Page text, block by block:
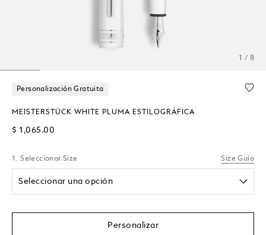
1 / 8
Personalización Gratuita
MEISTERSTÜCK WHITE PLUMA ESTILOGRÁFICA
$ 1,065.00
1. Seleccionar Size Size Guía
Seleccionar una opción
Personalizar